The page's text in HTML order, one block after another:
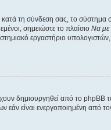
κατά τη σύνδεση σας, το σύστημα
σημειώστε το πλαίσιο Να με
εργαστήριο υπολογιστών,
δημιουργηθεί από το
είναι ενεργοποιημένη από